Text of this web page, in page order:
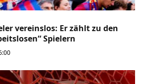
vereinslos: Er zählt zu den
Spielern